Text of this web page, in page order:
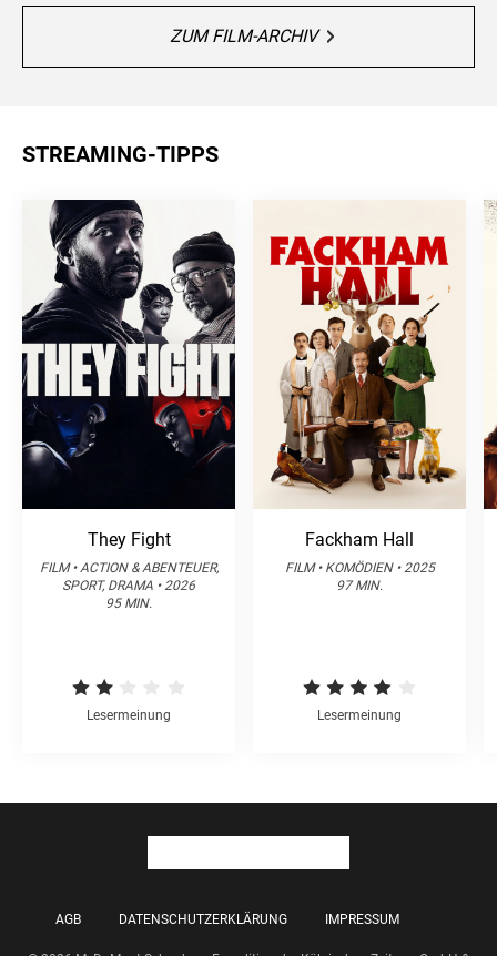
ZUM FILM-ARCHIV
STREAMING-TIPPS
They Fight
FILM • ACTION & ABENTEUER,
SPORT, DRAMA • 2026
95 MIN.
Lesermeinung
Fackham Hall
FILM • KOMÖDIEN • 2025
97 MIN.
Lesermeinung
AGB DATENSCHUTZERKLÄRUNG IMPRESSUM